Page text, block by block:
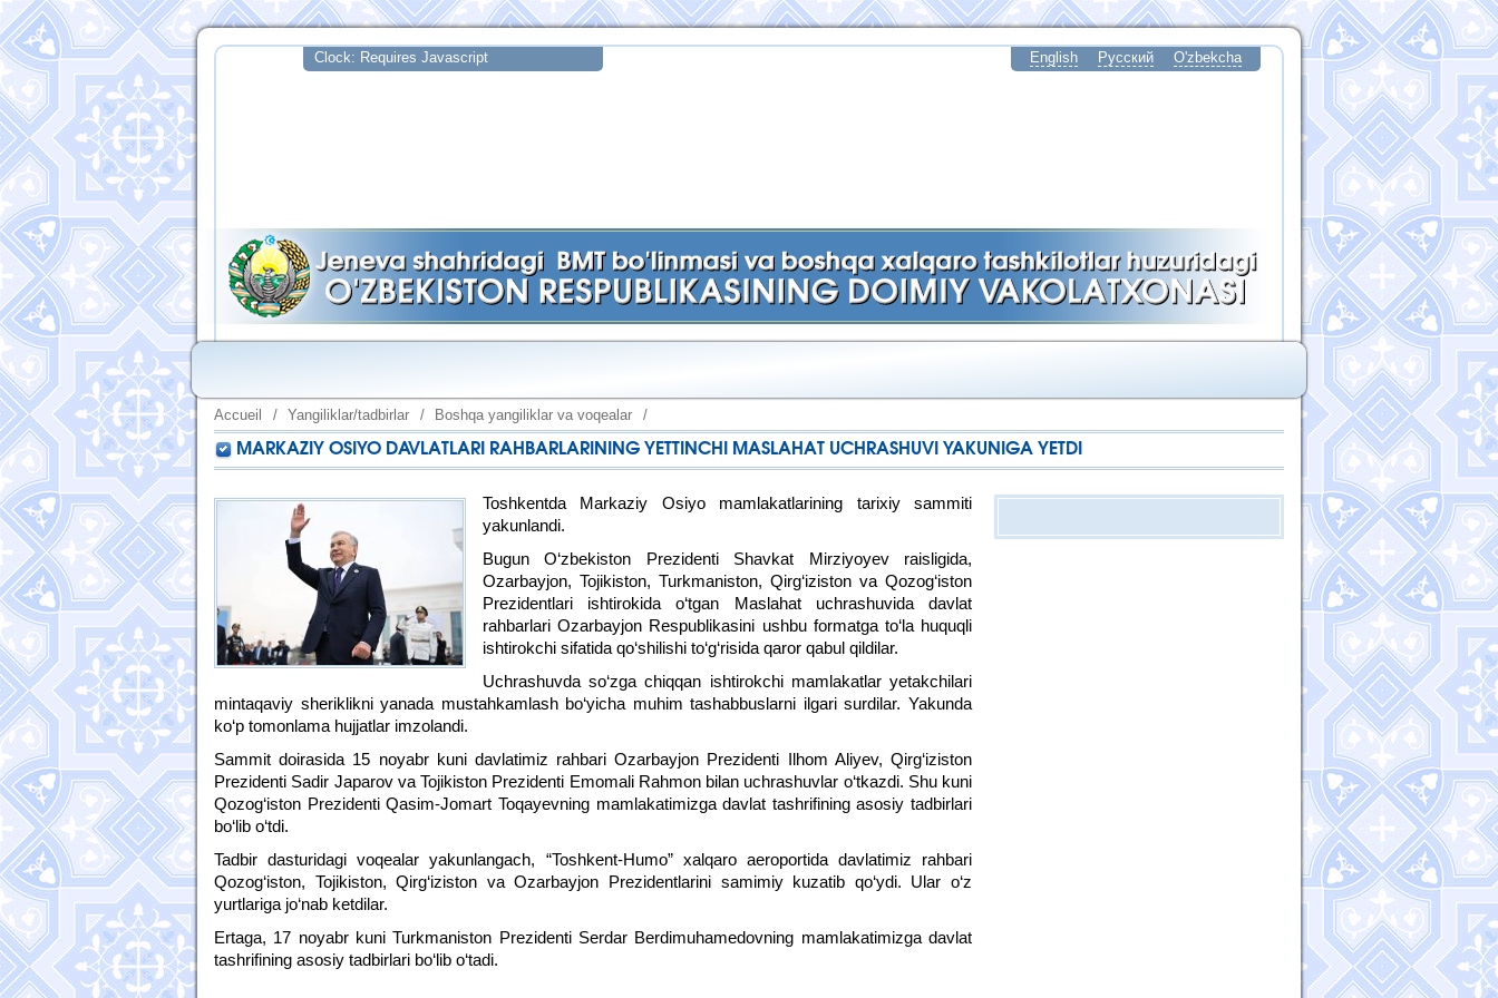
English Русский O'zbekcha
Accueil / Yangiliklar/tadbirlar / Boshqa yangiliklar va voqealar /
MARKAZIY OSIYO DAVLATLARI RAHBARLARINING YETTINCHI MASLAHAT UCHRASHUVI YAKUNIGA YETDI
Toshkentda Markaziy Osiyo mamlakatlarining tarixiy sammiti
yakunlandi.
Bugun O‘zbekiston Prezidenti Shavkat Mirziyoyev raisligida,
Ozarbayjon, Tojikiston, Turkmaniston, Qirg‘iziston va Qozog‘iston
Prezidentlari ishtirokida o‘tgan Maslahat uchrashuvida davlat
rahbarlari Ozarbayjon Respublikasini ushbu formatga to‘la huquqli
ishtirokchi sifatida qo‘shilishi to‘g‘risida qaror qabul qildilar.
Uchrashuvda so‘zga chiqqan ishtirokchi mamlakatlar yetakchilari
mintaqaviy sheriklikni yanada mustahkamlash bo‘yicha muhim tashabbuslarni ilgari surdilar. Yakunda
ko‘p tomonlama hujjatlar imzolandi.
Sammit doirasida 15 noyabr kuni davlatimiz rahbari Ozarbayjon Prezidenti Ilhom Aliyev, Qirg‘iziston
Prezidenti Sadir Japarov va Tojikiston Prezidenti Emomali Rahmon bilan uchrashuvlar o‘tkazdi. Shu kuni
Qozog‘iston Prezidenti Qasim-Jomart Toqayevning mamlakatimizga davlat tashrifining asosiy tadbirlari
bo‘lib o‘tdi.
Tadbir dasturidagi voqealar yakunlangach, “Toshkent-Humo” xalqaro aeroportida davlatimiz rahbari
Qozog‘iston, Tojikiston, Qirg‘iziston va Ozarbayjon Prezidentlarini samimiy kuzatib qo‘ydi. Ular o‘z
yurtlariga jo‘nab ketdilar.
Ertaga, 17 noyabr kuni Turkmaniston Prezidenti Serdar Berdimuhamedovning mamlakatimizga davlat
tashrifining asosiy tadbirlari bo‘lib o‘tadi.